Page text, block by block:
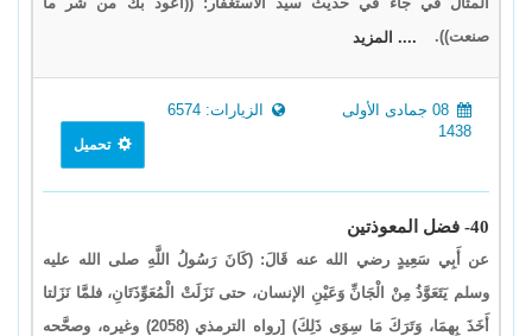
صنعت)).
.... المزيد
08 جمادى الأولى
1438
الزيارات: 6574
تحميل
40- فضل المعوذتين
عن أَبِي سَعِيدٍ رضي الله عنه قَالَ: (كَانَ رَسُولُ اللَّهِ صلى الله عليه
وسلم يَتَعَوَّذُ مِنْ الْجَانِّ وَعَيْنِ الإنسان، حتى نَزَلَتْ الْمُعَوِّذَتَانِ، فلمَّا نَزَلتا
أَخَذَ بِهِمَا، وَتَرَكَ مَا سِوَى ذَلِكَ) [رواه الترمذي (2058) وغيره، وصحَّحه